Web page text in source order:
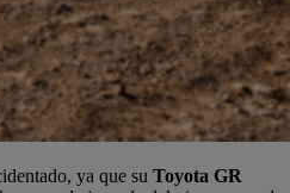
ya que su Toyota GR